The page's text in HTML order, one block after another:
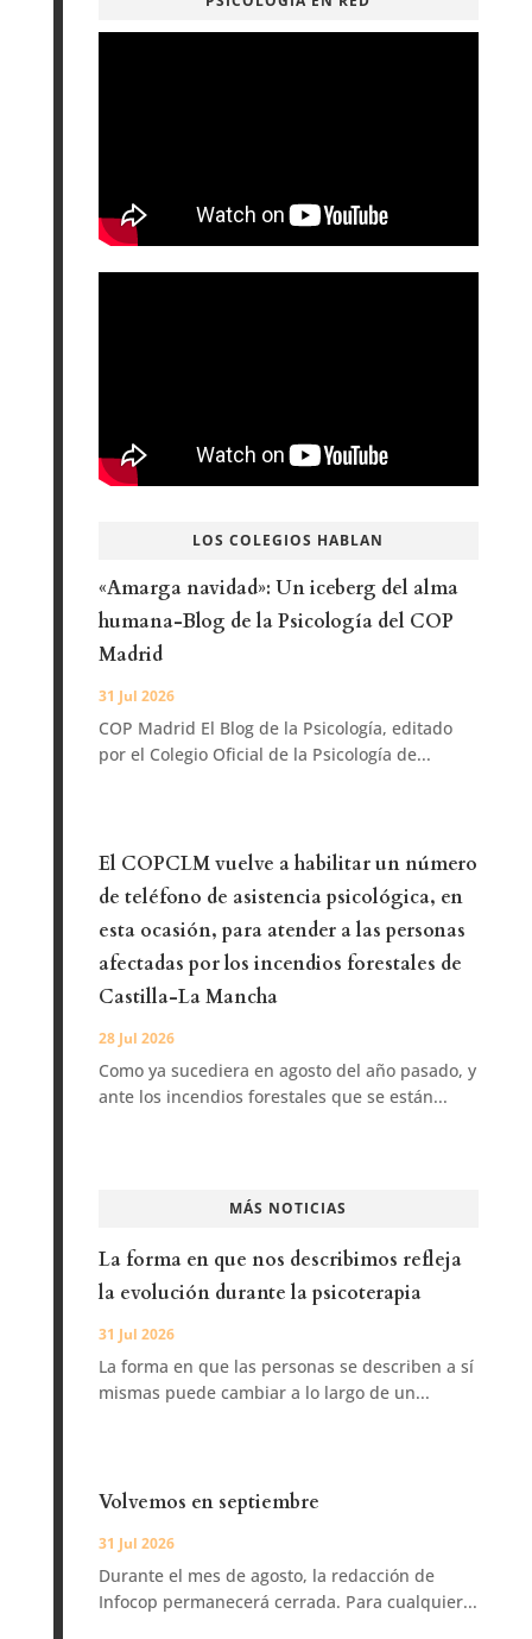
LOS COLEGIOS HABLAN
«Amarga navidad»: Un iceberg del alma
humana-Blog de la Psicología del COP
Madrid
31 Jul 2026
COP Madrid El Blog de la Psicología, editado
por el Colegio Oficial de la Psicología de...
El COPCLM vuelve a habilitar un número
de teléfono de asistencia psicológica, en
esta ocasión, para atender a las personas
afectadas por los incendios forestales de
Castilla-La Mancha
28 Jul 2026
Como ya sucediera en agosto del año pasado, y
ante los incendios forestales que se están...
MÁS NOTICIAS
La forma en que nos describimos refleja
la evolución durante la psicoterapia
31 Jul 2026
La forma en que las personas se describen a sí
mismas puede cambiar a lo largo de un...
Volvemos en septiembre
31 Jul 2026
Durante el mes de agosto, la redacción de
Infocop permanecerá cerrada. Para cualquier...